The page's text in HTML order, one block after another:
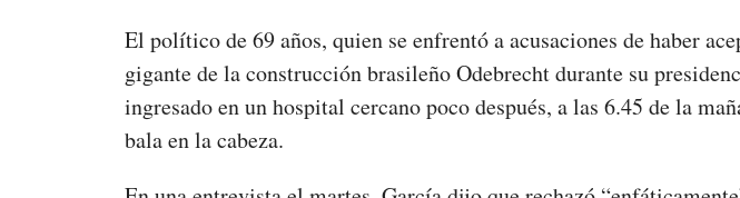
El político de 69 años, quien se enfrentó a acusaciones de haber
gigante de la construcción brasileño Odebrecht durante su
ingresado en un hospital cercano poco después, a las 6.45 de la
bala en la cabeza.